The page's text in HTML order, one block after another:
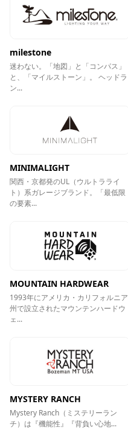
milestone
迷わない。「地図」と「コンパス」
と、「マイルストーン」。 ヘッドラ
ン...
MINIMALIGHT
関西・京都発のUL（ウルトラライ
ト）系ガレージブランド。「最低限
の要素...
MOUNTAIN HARDWEAR
1993年にアメリカ・カリフォルニア
州で設立されたマウンテンハードウ
ェ...
MYSTERY RANCH
Mystery Ranch（ミステリーラン
チ）は『機能性』『背負い心地...